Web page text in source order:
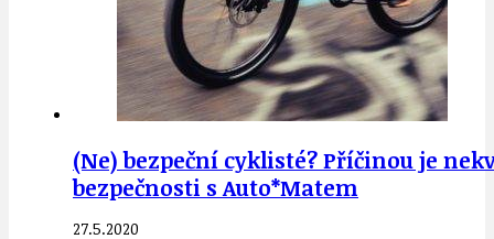
(Ne) bezpeční cyklisté? Příčinou je
bezpečnosti s Auto*Matem
27.5.2020